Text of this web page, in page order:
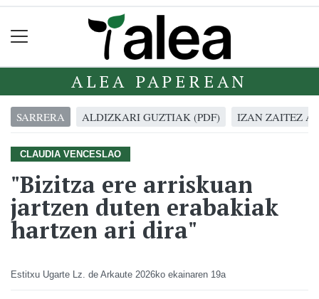
ALEA PAPEREAN
SARRERA ALDIZKARI GUZTIAK (PDF) IZAN ZAITEZ
CLAUDIA VENCESLAO
"Bizitza ere arriskuan
jartzen duten erabakiak
hartzen ari dira"
Estitxu Ugarte Lz. de Arkaute 2026ko ekainaren 19a